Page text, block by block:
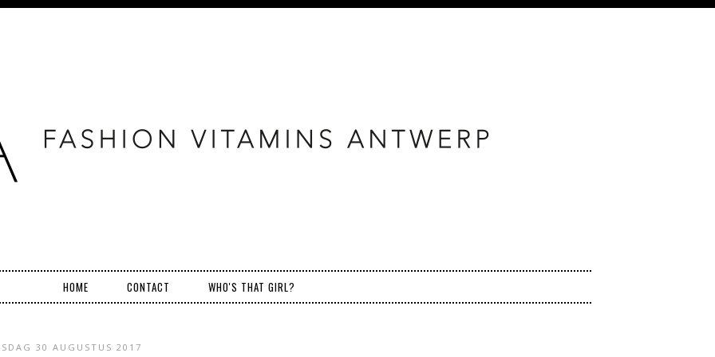
HOME CONTACT WHO'S THAT GIRL?
30 AUGUSTUS 2017